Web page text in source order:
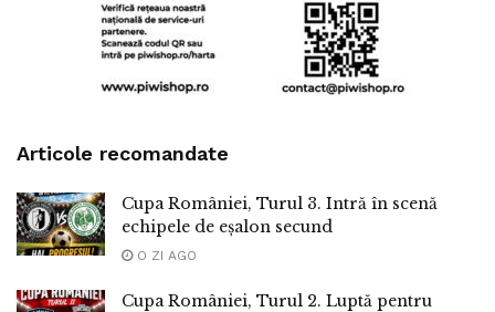
Articole recomandate
Cupa României, Turul 3. Intră în scenă
echipele de eșalon secund
O ZI AGO
Cupa României, Turul 2. Luptă pentru